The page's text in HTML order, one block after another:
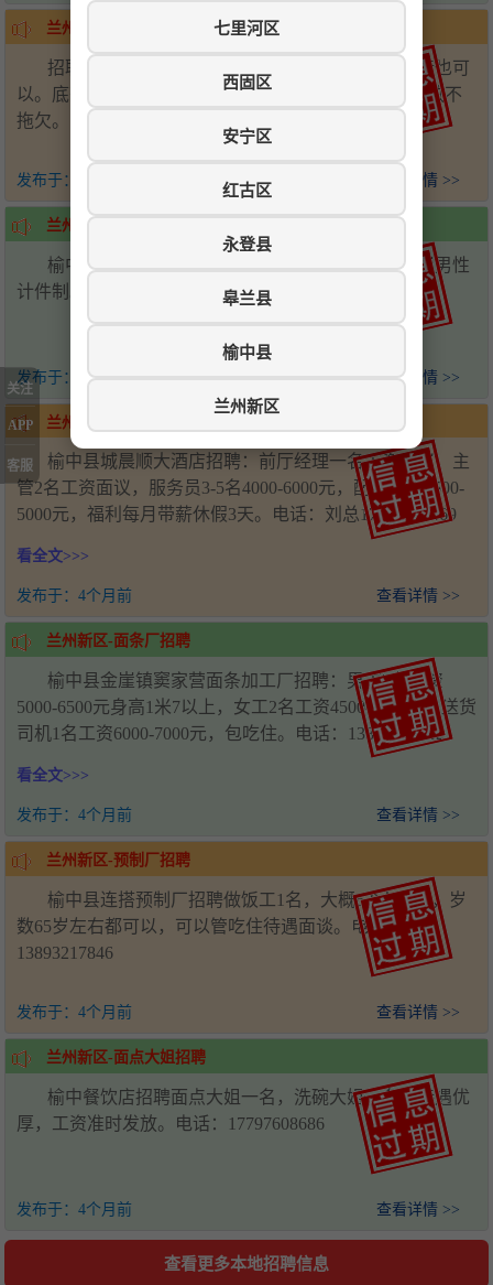
七里河区
西固区
安宁区
红古区
永登县
皋兰县
榆中县
兰州新区
兰州新区-婚礼摄影招聘
招聘婚礼执行摄影摄像，男生优先，摄影摄像学徒也可
以。底薪加提成3000-5000元，包住，工资准时按月发放不
拖欠。电话：18919910699
发布于： 查看详情 >>
兰州新区-挂车司机招聘
榆中县城招聘挂车司机两名，包食宿，场内工人限男性
计件制。电话：13609369124 18394511185
发布于： 4个月前 查看详情 >>
兰州新区-酒店招聘
榆中县城晨顺大酒店招聘：前厅经理一名工资面议，主
管2名工资面议，服务员3-5名4000-6000元，配菜两名4500-
5000元，福利每月带薪休假3天。电话：刘总17797569669
看全文>>>
发布于： 4个月前 查看详情 >>
兰州新区-面条厂招聘
榆中县金崖镇窦家营面条加工厂招聘：男工2名工资
5000-6500元身高1米7以上，女工2名工资4500-6000元，送货
司机1名工资6000-7000元，包吃住。电话：13830584662
看全文>>>
发布于： 4个月前 查看详情 >>
兰州新区-预制厂招聘
榆中县连搭预制厂招聘做饭工1名，大概6-8人吃饭，岁
数65岁左右都可以，可以管吃住待遇面谈。电话：
13893217846
发布于： 4个月前 查看详情 >>
兰州新区-面点大姐招聘
榆中餐饮店招聘面点大姐一名，洗碗大姐一名，待遇优
厚，工资准时发放。电话：17797608686
发布于： 4个月前 查看详情 >>
查看更多本地招聘信息
关注
APP
客服